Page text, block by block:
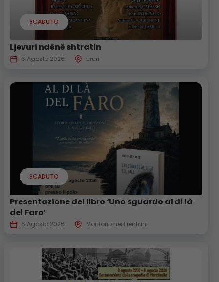
SCADUTO
Ljevuri ndënë shtratin
6 Agosto 2026 Ururi
SCADUTO
Presentazione del libro ‘Uno sguardo al di là
del Faro’
6 Agosto 2026 Montorio nei Frentani